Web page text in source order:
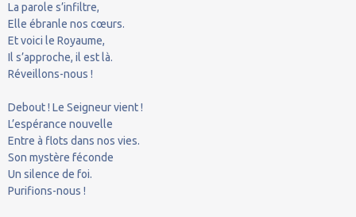
La parole s’infiltre,
Elle ébranle nos cœurs.
Et voici le Royaume,
Il s’approche, il est là.
Réveillons-nous !
Debout ! Le Seigneur vient !
L’espérance nouvelle
Entre à flots dans nos vies.
Son mystère féconde
Un silence de foi.
Purifions-nous !